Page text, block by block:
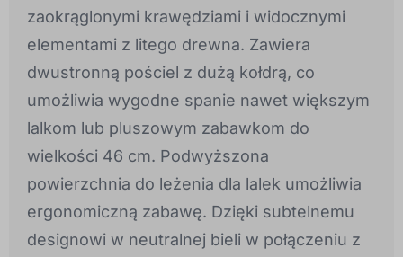
zaokrąglonymi krawędziami i widocznymi
elementami z litego drewna. Zawiera
dwustronną pościel z dużą kołdrą, co
umożliwia wygodne spanie nawet większym
lalkom lub pluszowym zabawkom do
wielkości 46 cm. Podwyższona
powierzchnia do leżenia dla lalek umożliwia
ergonomiczną zabawę. Dzięki subtelnemu
designowi w neutralnej bieli w połączeniu z